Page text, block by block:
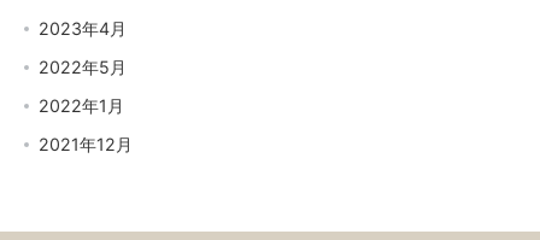
2023年4月
2022年5月
2022年1月
2021年12月